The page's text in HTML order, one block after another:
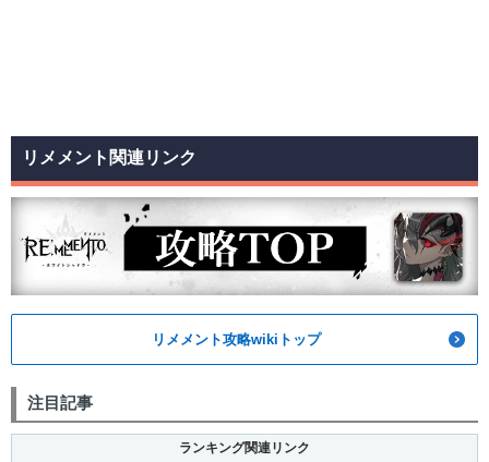
リメメント関連リンク
リメメント攻略wikiトップ
注目記事
ランキング関連リンク